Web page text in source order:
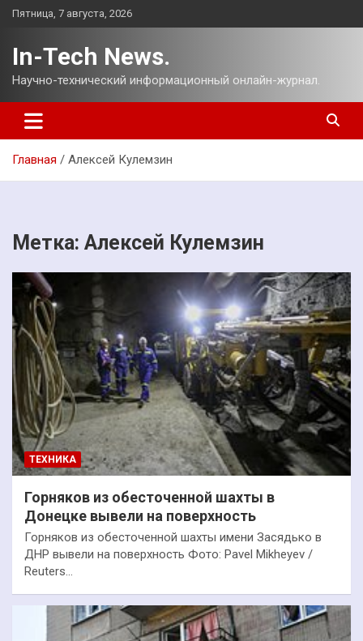
Перейти
Пятница, 7 августа, 2026
In-Tech News.
Научно-технический информационный онлайн-журнал.
Главная Алексей Кулемзин
Метка: Алексей Кулемзин
ТЕХНИКА
Горняков из обесточенной шахты в
Донецке вывели на поверхность
Горняков из обесточенной шахты имени Засядько в
ДНР вывели на поверхность Фото: Pavel Mikheyev /
Reuters…